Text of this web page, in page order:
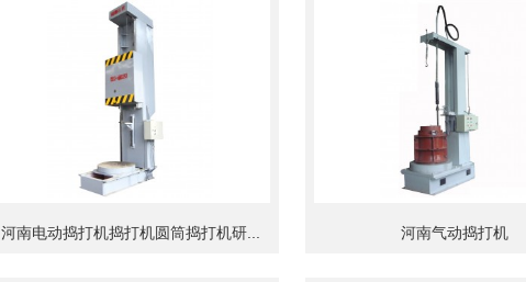
河南电动捣打机捣打机圆筒捣打机研... 河南气动捣打机